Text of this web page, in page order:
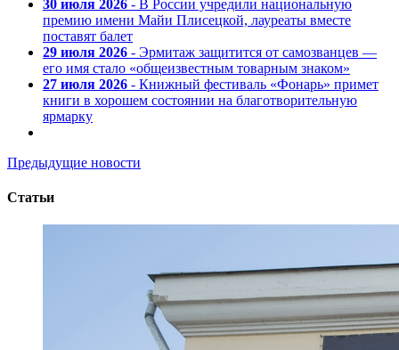
30 июля 2026 - В России учредили национальную
премию имени Майи Плисецкой, лауреаты вместе
поставят балет
29 июля 2026 - Эрмитаж защитится от самозванцев —
его имя стало «общеизвестным товарным знаком»
27 июля 2026 - Книжный фестиваль «Фонарь» примет
книги в хорошем состоянии на благотворительную
ярмарку
Предыдущие новости
Статьи